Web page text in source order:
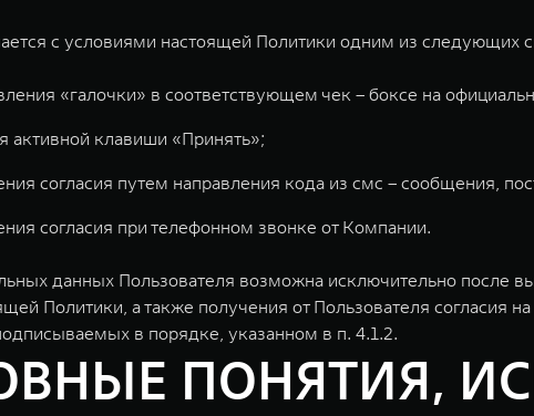
с условиями настоящей Политики одним из следующих
«галочки» в соответствующем чек – боксе на
активной клавиши «Принять»;
согласия путем направления кода из смс – сообщения,
согласия при телефонном звонке от Компании.
данных Пользователя возможна исключительно после
Политики, а также получения от Пользователя согласия
в порядке, указанном в п. 4.1.2.
ПОНЯТИЯ,